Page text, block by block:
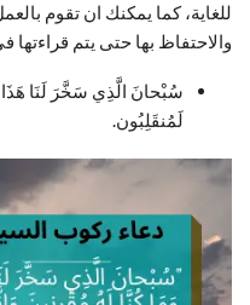
للغاية، كما يمكنك ان تقوم
والاحتفاظ بها حتى يتم
سُبْحانَ الَّذِي سَخَّرَ لَنَا هَذَا
لَمُنقَلِبُون.